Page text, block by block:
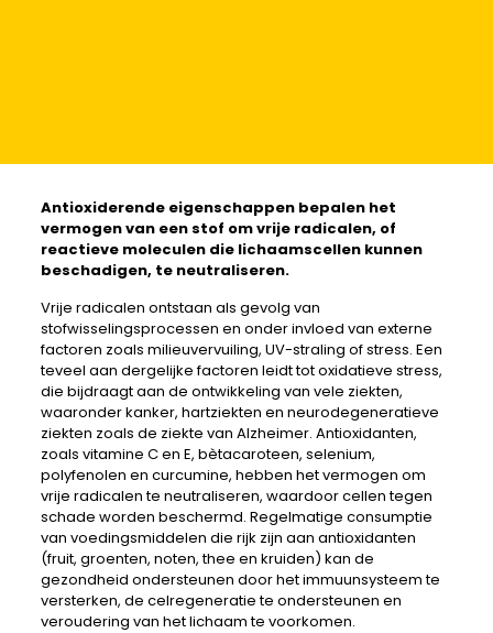
Antioxiderende eigenschappenbepalen het
vermogen van een stof om vrije radicalen, of
reactieve moleculen die lichaamscellen kunnen
beschadigen, te neutraliseren.
Vrije radicalen ontstaan ​​als gevolg van
stofwisselingsprocessen en onder invloed van externe
factoren zoals milieuvervuiling, UV-straling of stress. Een
teveel aan dergelijke factoren leidt tot oxidatieve stress,
die bijdraagt ​​aan de ontwikkeling van vele ziekten,
waaronder kanker, hartziekten en neurodegeneratieve
ziekten zoals de ziekte van Alzheimer. Antioxidanten,
zoals vitamine C en E, bètacaroteen, selenium,
polyfenolen en curcumine, hebben het vermogen om
vrije radicalen te neutraliseren, waardoor cellen tegen
schade worden beschermd. Regelmatige consumptie
van voedingsmiddelen die rijk zijn aan antioxidanten
(fruit, groenten, noten, thee en kruiden) kan de
gezondheid ondersteunen door het immuunsysteem te
versterken, de celregeneratie te ondersteunen en
veroudering van het lichaam te voorkomen.